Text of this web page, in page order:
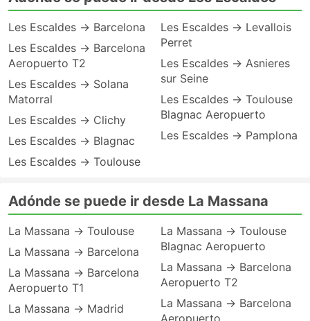
Les Escaldes → Barcelona
Les Escaldes → Barcelona
Aeropuerto T2
Les Escaldes → Solana
Matorral
Les Escaldes → Clichy
Les Escaldes → Blagnac
Les Escaldes → Toulouse
Les Escaldes → Levallois
Perret
Les Escaldes → Asnieres
sur Seine
Les Escaldes → Toulouse
Blagnac Aeropuerto
Les Escaldes → Pamplona
Adónde se puede ir desde La Massana
La Massana → Toulouse
La Massana → Barcelona
La Massana → Barcelona
Aeropuerto T1
La Massana → Madrid
La Massana → Toulouse
Blagnac Aeropuerto
La Massana → Barcelona
Aeropuerto T2
La Massana → Barcelona
Aeropuerto